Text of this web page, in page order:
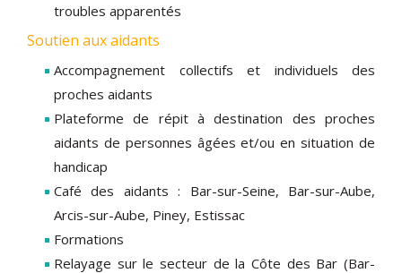
troubles apparentés
Soutien aux aidants
Accompagnement collectifs et individuels des
proches aidants
Plateforme de répit à destination des proches
aidants de personnes âgées et/ou en situation de
handicap
Café des aidants : Bar-sur-Seine, Bar-sur-Aube,
Arcis-sur-Aube, Piney, Estissac
Formations
Relayage sur le secteur de la Côte des Bar (Bar-